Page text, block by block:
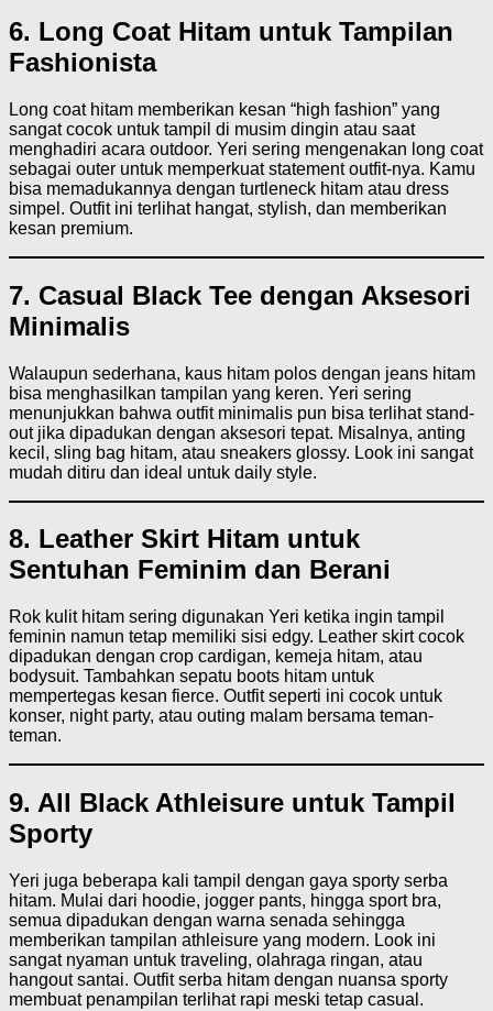
6. Long Coat Hitam untuk Tampilan
Fashionista
Long coat hitam memberikan kesan “high fashion” yang
sangat cocok untuk tampil di musim dingin atau saat
menghadiri acara outdoor. Yeri sering mengenakan long coat
sebagai outer untuk memperkuat statement outfit-nya. Kamu
bisa memadukannya dengan turtleneck hitam atau dress
simpel. Outfit ini terlihat hangat, stylish, dan memberikan
kesan premium.
7. Casual Black Tee dengan Aksesori
Minimalis
Walaupun sederhana, kaus hitam polos dengan jeans hitam
bisa menghasilkan tampilan yang keren. Yeri sering
menunjukkan bahwa outfit minimalis pun bisa terlihat stand-
out jika dipadukan dengan aksesori tepat. Misalnya, anting
kecil, sling bag hitam, atau sneakers glossy. Look ini sangat
mudah ditiru dan ideal untuk daily style.
8. Leather Skirt Hitam untuk
Sentuhan Feminim dan Berani
Rok kulit hitam sering digunakan Yeri ketika ingin tampil
feminin namun tetap memiliki sisi edgy. Leather skirt cocok
dipadukan dengan crop cardigan, kemeja hitam, atau
bodysuit. Tambahkan sepatu boots hitam untuk
mempertegas kesan fierce. Outfit seperti ini cocok untuk
konser, night party, atau outing malam bersama teman-
teman.
9. All Black Athleisure untuk Tampil
Sporty
Yeri juga beberapa kali tampil dengan gaya sporty serba
hitam. Mulai dari hoodie, jogger pants, hingga sport bra,
semua dipadukan dengan warna senada sehingga
memberikan tampilan athleisure yang modern. Look ini
sangat nyaman untuk traveling, olahraga ringan, atau
hangout santai. Outfit serba hitam dengan nuansa sporty
membuat penampilan terlihat rapi meski tetap casual.